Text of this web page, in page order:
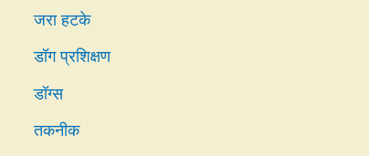
जरा हटके
डॉग प्रशिक्षण
डॉग्स
तकनीक